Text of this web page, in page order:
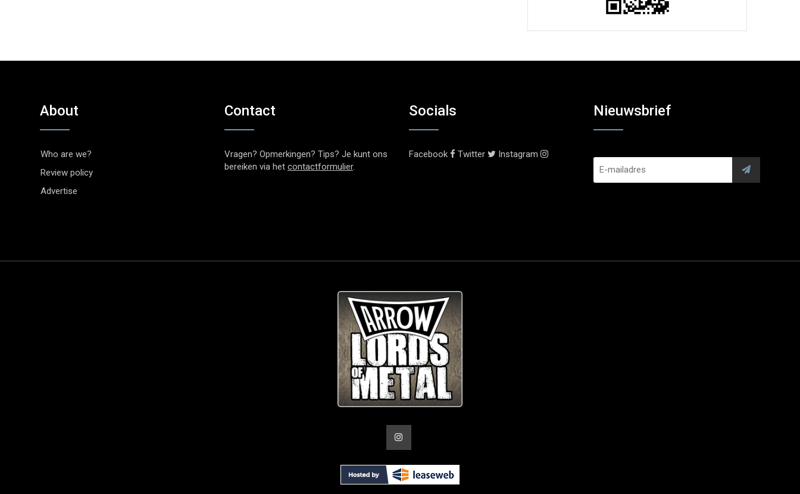
About
Who are we?
Review policy
Advertise
Contact
Vragen? Opmerkingen? Tips? Je kunt ons
bereiken via het contactformulier.
Socials
Facebook Twitter Instagram
Nieuwsbrief